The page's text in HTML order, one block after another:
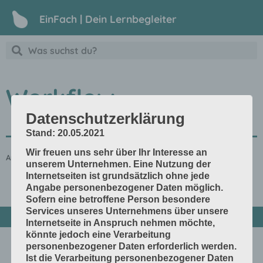
EinFach | Dein Lernbegleiter
Workflow
Arbeitsablauf
Datenschutzerklärung
Stand: 20.05.2021
Wir freuen uns sehr über Ihr Interesse an
unserem Unternehmen. Eine Nutzung der
Internetseiten ist grundsätzlich ohne jede
Angabe personenbezogener Daten möglich.
Sofern eine betroffene Person besondere
Services unseres Unternehmens über unsere
Internetseite in Anspruch nehmen möchte,
könnte jedoch eine Verarbeitung
personenbezogener Daten erforderlich werden.
Ist die Verarbeitung personenbezogener Daten